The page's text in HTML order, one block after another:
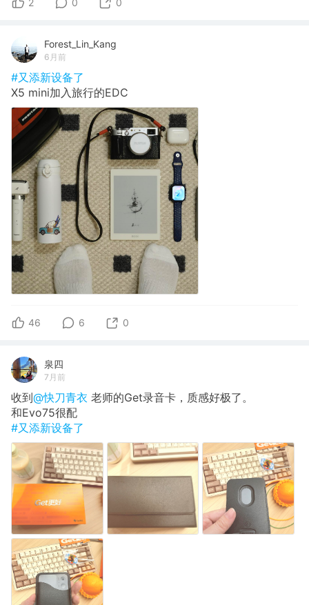
2 0 0
Forest_Lin_Kang
6月前
#又添新设备了
X5 mini加入旅行的EDC
46 6 0
泉四
7月前
收到@快刀青衣 老师的Get录音卡，质感好极了。
和Evo75很配
#又添新设备了